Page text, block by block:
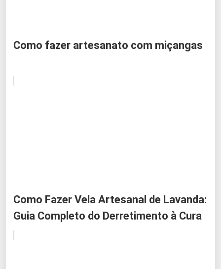
Como fazer artesanato com miçangas
Como Fazer Vela Artesanal de Lavanda:
Guia Completo do Derretimento à Cura